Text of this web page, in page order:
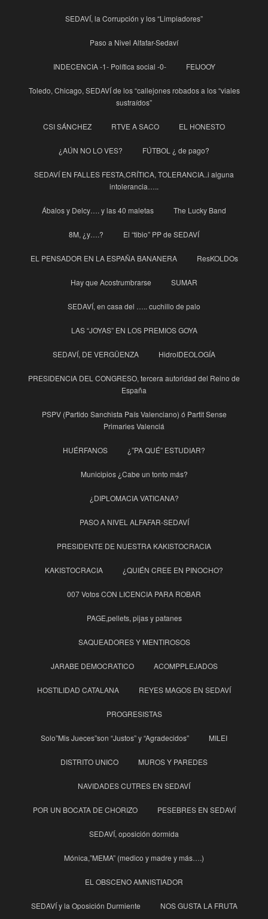
SEDAVÍ, la Corrupción y los “Limpiadores”
Paso a Nivel Alfafar-Sedaví
INDECENCIA -1- Política social -0- FEIJOOY
Toledo, Chicago, SEDAVÍ de los “callejones robados a los “viales
sustraídos”
CSI SÁNCHEZ RTVE A SACO EL HONESTO
¿AÚN NO LO VES? FÚTBOL ¿ de pago?
SEDAVÍ EN FALLES FESTA,CRÍTICA, TOLERANCIA..i alguna
intolerancia…..
Ábalos y Delcy…. y las 40 maletas The Lucky Band
8M, ¿y….? El “tibio” PP de SEDAVÍ
EL PENSADOR EN LA ESPAÑA BANANERA ResKOLDOs
Hay que Acostrumbrarse SUMAR
SEDAVÍ, en casa del ….. cuchillo de palo
LAS “JOYAS” EN LOS PREMIOS GOYA
SEDAVÍ, DE VERGÜENZA HidroIDEOLOGÍA
PRESIDENCIA DEL CONGRESO, tercera autoridad del Reino de
España
PSPV (Partido Sanchista País Valenciano) ó Partit Sense
Primaries Valenciá
HUÉRFANOS ¿”PA QUÉ” ESTUDIAR?
Municipios ¿Cabe un tonto más?
¿DIPLOMACIA VATICANA?
PASO A NIVEL ALFAFAR-SEDAVÍ
PRESIDENTE DE NUESTRA KAKISTOCRACIA
KAKISTOCRACIA ¿QUIÉN CREE EN PINOCHO?
007 Votos CON LICENCIA PARA ROBAR
PAGE,pellets, pijas y patanes
SAQUEADORES Y MENTIROSOS
JARABE DEMOCRATICO ACOMPPLEJADOS
HOSTILIDAD CATALANA REYES MAGOS EN SEDAVÍ
PROGRESISTAS
Solo”Mis Jueces”son “Justos” y “Agradecidos” MILEI
DISTRITO UNICO MUROS Y PAREDES
NAVIDADES CUTRES EN SEDAVÍ
POR UN BOCATA DE CHORIZO PESEBRES EN SEDAVÍ
SEDAVÍ, oposición dormida
Mónica,”MEMA” (medico y madre y más….)
EL OBSCENO AMNISTIADOR
SEDAVÍ y la Oposición Durmiente NOS GUSTA LA FRUTA